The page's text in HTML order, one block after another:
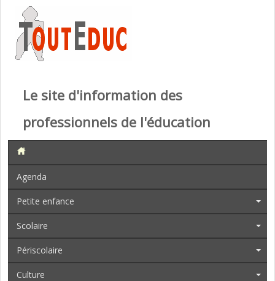
Le site d'information des
professionnels de l'éducation
Agenda
Petite enfance
Scolaire
Périscolaire
Culture